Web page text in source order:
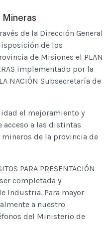
Mineras
de la Dirección General
de los
de Misiones el PLAN
implementado por la
NACIÓN Subsecretaría de
el mejoramiento y
acceso a las distintas
de la provincia de
PARA PRESENTACIÓN
ser completada y
Industria. Para mayor
a nuestro
del Ministerio de